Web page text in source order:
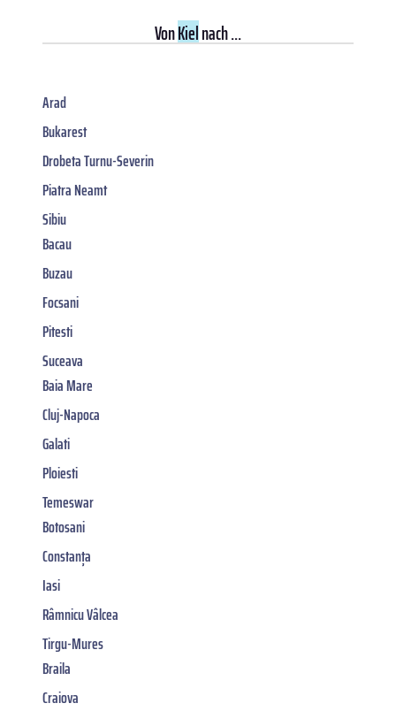
VonKielnach ...
Arad
Bukarest
Drobeta Turnu-Severin
Piatra Neamt
Sibiu
Bacau
Buzau
Focsani
Pitesti
Suceava
Baia Mare
Cluj-Napoca
Galati
Ploiesti
Temeswar
Botosani
Constanța
Iasi
Râmnicu Vâlcea
Tirgu-Mures
Braila
Craiova